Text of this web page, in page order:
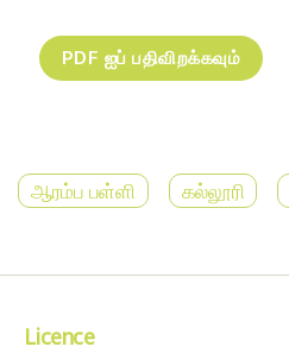
ஆரம்ப பள்ளி கல்லூரி
Licence